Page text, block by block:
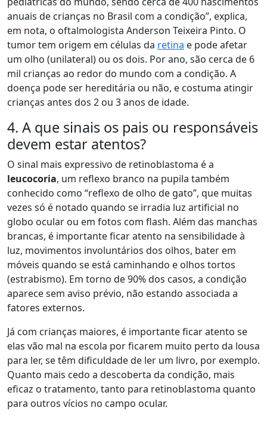
anuais de crianças no Brasil com a condição”, explica,
em nota, o oftalmologista Anderson Teixeira Pinto. O
tumor tem origem em células da retina e pode afetar
um olho (unilateral) ou os dois. Por ano, são cerca de 6
mil crianças ao redor do mundo com a condição. A
doença pode ser hereditária ou não, e costuma atingir
crianças antes dos 2 ou 3 anos de idade.
4. A que sinais os pais ou responsáveis
devem estar atentos?
O sinal mais expressivo de retinoblastoma é a
leucocoria, um reflexo branco na pupila também
conhecido como “reflexo de olho de gato”, que muitas
vezes só é notado quando se irradia luz artificial no
globo ocular ou em fotos com flash. Além das manchas
brancas, é importante ficar atento na sensibilidade à
luz, movimentos involuntários dos olhos, bater em
móveis quando se está caminhando e olhos tortos
(estrabismo). Em torno de 90% dos casos, a condição
aparece sem aviso prévio, não estando associada a
fatores externos.
Já com crianças maiores, é importante ficar atento se
elas vão mal na escola por ficarem muito perto da lousa
para ler, se têm dificuldade de ler um livro, por exemplo.
Quanto mais cedo a descoberta da condição, mais
eficaz o tratamento, tanto para retinoblastoma quanto
para outros vícios no campo ocular.